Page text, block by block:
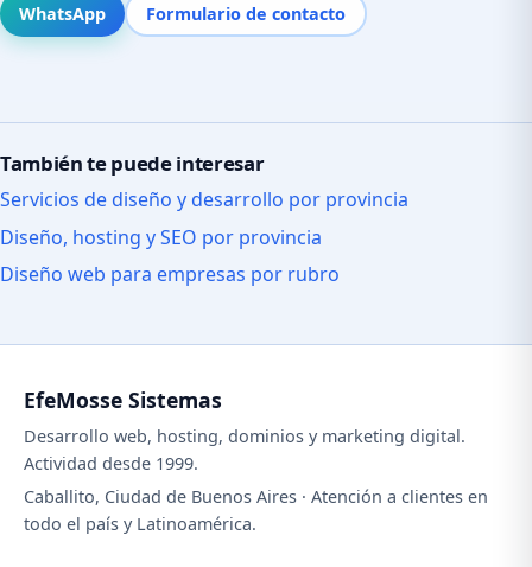
WhatsApp Formulario de contacto
También te puede interesar
Servicios de diseño y desarrollo por provincia
Diseño, hosting y SEO por provincia
Diseño web para empresas por rubro
EfeMosse Sistemas
Desarrollo web, hosting, dominios y marketing digital.
Actividad desde 1999.
Caballito, Ciudad de Buenos Aires · Atención a clientes en
todo el país y Latinoamérica.